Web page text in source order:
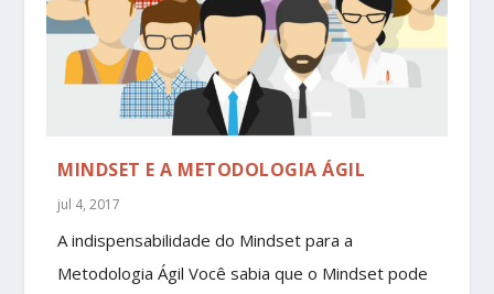
MINDSET E A METODOLOGIA ÁGIL
jul 4, 2017
A indispensabilidade do Mindset para a
Metodologia Ágil Você sabia que o Mindset pode